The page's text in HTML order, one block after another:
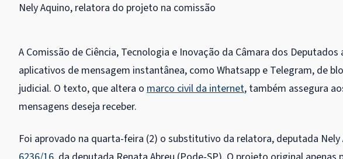
Nely Aquino, relatora do projeto na comissão
A Comissão de Ciência, Tecnologia e Inovação da Câmara dos
aplicativos de mensagem instantânea, como Whatsapp e Telegram, de
judicial. O texto, que altera o marco civil da internet, também assegura
mensagens deseja receber.
Foi aprovado na quarta-feira (2) o substitutivo da relatora, deputada Nely